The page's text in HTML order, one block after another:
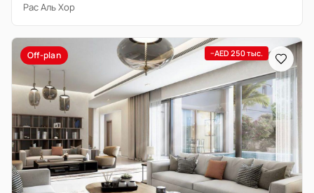
Рас Аль Хор
Off-plan −AED 250 тыс.